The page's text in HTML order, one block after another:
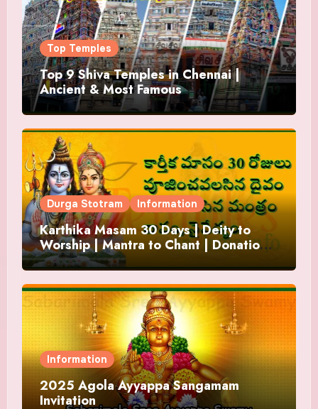
Top Temples
Top 9 Shiva Temples in Chennai |
Ancient & Most Famous
Durga Stotram Information
Karthika Masam 30 Days | Deity to
Worship | Mantra to Chant | Donations
and Offering
Information
2025 Agola Ayyappa Sangamam
Invitation